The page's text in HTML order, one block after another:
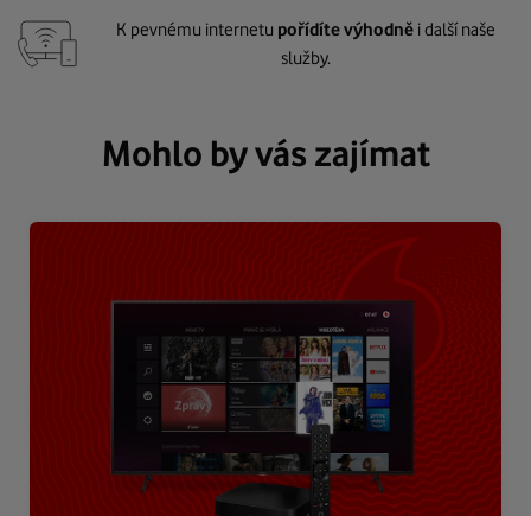
K pevnému internetu pořídíte výhodně i další naše
služby.
Mohlo by vás zajímat